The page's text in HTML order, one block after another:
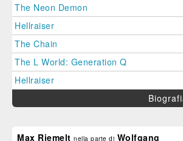
The Neon Demon
Hellraiser
The Chain
The L World: Generation Q
Hellraiser
Max Riemelt nella parte di Wolfgang